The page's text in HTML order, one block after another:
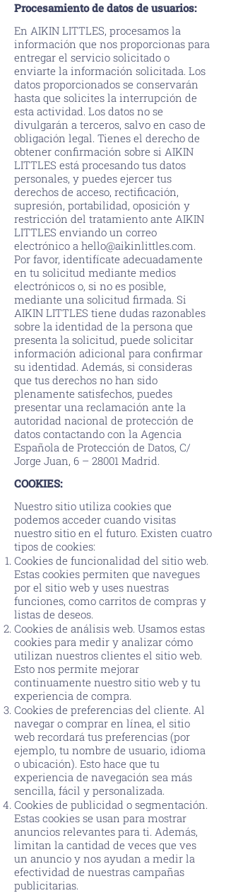
Procesamiento de datos de usuarios:
En AIKIN LITTLES, procesamos la
información que nos proporcionas para
entregar el servicio solicitado o
enviarte la información solicitada. Los
datos proporcionados se conservarán
hasta que solicites la interrupción de
esta actividad. Los datos no se
divulgarán a terceros, salvo en caso de
obligación legal. Tienes el derecho de
obtener confirmación sobre si AIKIN
LITTLES está procesando tus datos
personales, y puedes ejercer tus
derechos de acceso, rectificación,
supresión, portabilidad, oposición y
restricción del tratamiento ante AIKIN
LITTLES enviando un correo
electrónico a hello@aikinlittles.com.
Por favor, identifícate adecuadamente
en tu solicitud mediante medios
electrónicos o, si no es posible,
mediante una solicitud firmada. Si
AIKIN LITTLES tiene dudas razonables
sobre la identidad de la persona que
presenta la solicitud, puede solicitar
información adicional para confirmar
su identidad. Además, si consideras
que tus derechos no han sido
plenamente satisfechos, puedes
presentar una reclamación ante la
autoridad nacional de protección de
datos contactando con la Agencia
Española de Protección de Datos, C/
Jorge Juan, 6 – 28001 Madrid.
COOKIES:
Nuestro sitio utiliza cookies que
podemos acceder cuando visitas
nuestro sitio en el futuro. Existen cuatro
tipos de cookies:
Cookies de funcionalidad del sitio web.
Estas cookies permiten que navegues
por el sitio web y uses nuestras
funciones, como carritos de compras y
listas de deseos.
Cookies de análisis web. Usamos estas
cookies para medir y analizar cómo
utilizan nuestros clientes el sitio web.
Esto nos permite mejorar
continuamente nuestro sitio web y tu
experiencia de compra.
Cookies de preferencias del cliente. Al
navegar o comprar en línea, el sitio
web recordará tus preferencias (por
ejemplo, tu nombre de usuario, idioma
o ubicación). Esto hace que tu
experiencia de navegación sea más
sencilla, fácil y personalizada.
Cookies de publicidad o segmentación.
Estas cookies se usan para mostrar
anuncios relevantes para ti. Además,
limitan la cantidad de veces que ves
un anuncio y nos ayudan a medir la
efectividad de nuestras campañas
publicitarias.